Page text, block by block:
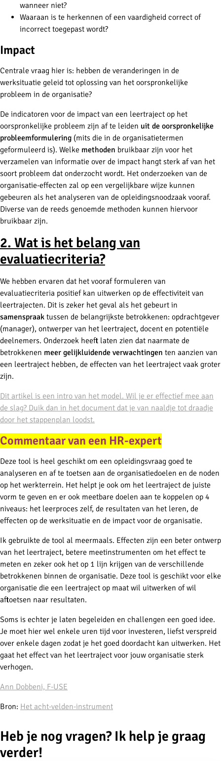
wanneer niet?
Waaraan is te herkennen of een vaardigheid correct of
incorrect toegepast wordt?
Impact
Centrale vraag hier is: hebben de veranderingen in de
werksituatie geleid tot oplossing van het oorspronkelijke
probleem in de organisatie?
De indicatoren voor de impact van een leertraject op het
oorspronkelijke probleem zijn af te leiden uit de oorspronkelijke
probleemformulering (mits die in de organisatietermen
geformuleerd is). Welke methoden bruikbaar zijn voor het
verzamelen van informatie over de impact hangt sterk af van het
soort probleem dat onderzocht wordt. Het onderzoeken van de
organisatie-effecten zal op een vergelijkbare wijze kunnen
gebeuren als het analyseren van de opleidingsnoodzaak vooraf.
Diverse van de reeds genoemde methoden kunnen hiervoor
bruikbaar zijn.
2. Wat is het belang van
evaluatiecriteria?
We hebben ervaren dat het vooraf formuleren van
evaluatiecriteria positief kan uitwerken op de effectiviteit van
leertrajecten. Dit is zeker het geval als het gebeurt in
samenspraak tussen de belangrijkste betrokkenen: opdrachtgever
(manager), ontwerper van het leertraject, docent en potentiële
deelnemers. Onderzoek heeft laten zien dat naarmate de
betrokkenen meer gelijkluidende verwachtingen ten aanzien van
een leertraject hebben, de effecten van het leertraject vaak groter
zijn.
Dit artikel is een intro van het model. Wil je er effectief mee aan
de slag? Duik dan in het document dat je van naaldje tot draadje
door het stappenplan loodst.
Commentaar van een HR-expert
Deze tool is heel geschikt om een opleidingsvraag goed te
analyseren en af te toetsen aan de organisatiedoelen en de noden
op het werkterrein. Het helpt je ook om het leertraject de juiste
vorm te geven en er ook meetbare doelen aan te koppelen op 4
niveaus: het leerproces zelf, de resultaten van het leren, de
effecten op de werksituatie en de impact voor de organisatie.
Ik gebruikte de tool al meermaals. Effecten zijn een beter ontwerp
van het leertraject, betere meetinstrumenten om het effect te
meten en zeker ook het op 1 lijn krijgen van de verschillende
betrokkenen binnen de organisatie. Deze tool is geschikt voor elke
organisatie die een leertraject op maat wil uitwerken of wil
aftoetsen naar resultaten.
Soms is echter je laten begeleiden en challengen een goed idee.
Je moet hier wel enkele uren tijd voor investeren, liefst verspreid
over enkele dagen zodat je het goed doordacht kan uitwerken. Het
gaat het effect van het leertraject voor jouw organisatie sterk
verhogen.
Ann Dobbeni, F-USE
Bron: Het acht-velden-instrument
Heb je nog vragen? Ik help je graag
verder!